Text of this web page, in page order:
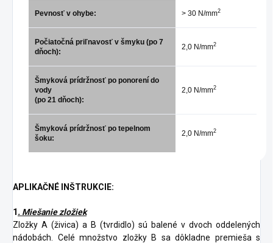
Pevnosť v ohybe: > 30 N/mm2
Počiatočná priľnavosť v šmyku (po 7
dňoch):
2,0 N/mm2
Šmyková prídržnosť po ponorení do
vody
(po 21 dňoch):
2,0 N/mm2
Šmyková prídržnosť po tepelnom
šoku:
2,0 N/mm2
APLIKAČNÉ INŠTRUKCIE:
1. Miešanie zložiek
Zložky A (živica) a B (tvrdidlo) sú balené v dvoch oddelených
nádobách. Celé množstvo zložky B sa dôkladne premieša s